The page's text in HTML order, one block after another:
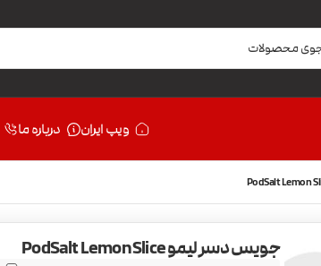
ویپ ایران درباره ما
جویس دسر لیمو PodSalt Lemon Slice